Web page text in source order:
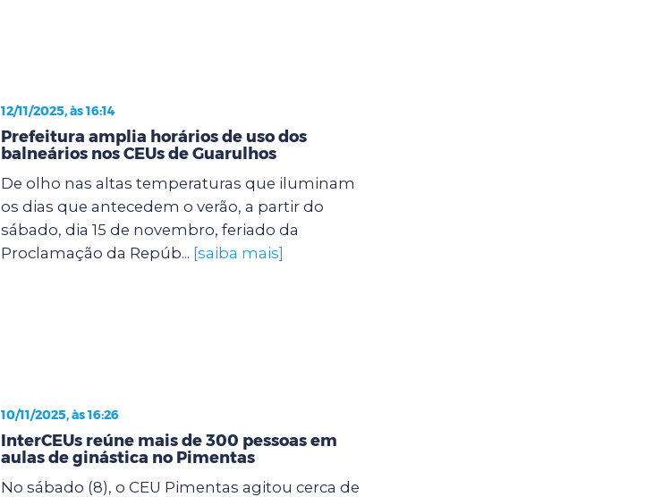
12/11/2025, às 16:14
Prefeitura amplia horários de uso dos
balneários nos CEUs de Guarulhos
De olho nas altas temperaturas que iluminam
os dias que antecedem o verão, a partir do
sábado, dia 15 de novembro, feriado da
Proclamação da Repúb... [saiba mais]
10/11/2025, às 16:26
InterCEUs reúne mais de 300 pessoas em
aulas de ginástica no Pimentas
No sábado (8), o CEU Pimentas agitou cerca de